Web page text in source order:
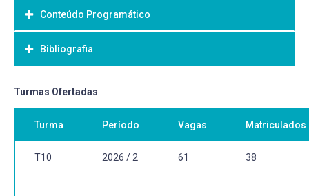
Objetivo Geral:
Desenvolver o raciocínio clínico e habilidades clínicas
específicas.
Conteúdo Programático
Debates e leituras sobre Psicodiagnóstico,
aconselhamento psicológico, intervenções
Bibliografia
Bibliografia Básica:
CORDIOLI, Aristides Volpato. Psicoterapias: abordagens
atuais . 3. ed. -. Porto Alegre: Artmed, 2008.
RANGÉ, Bernard (Org.). Psicoterapias cognitivo-
comportamentais: um diálogo com a psiquiatria . Porto
Turmas Ofertadas
Turma Período Vagas Matriculados
T10 2026 / 2 61 38